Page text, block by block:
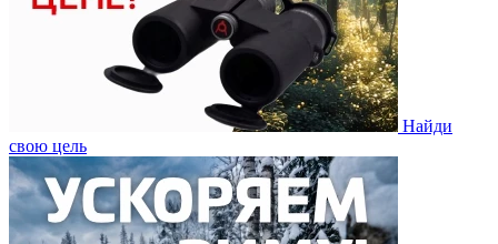
Найди
свою цель